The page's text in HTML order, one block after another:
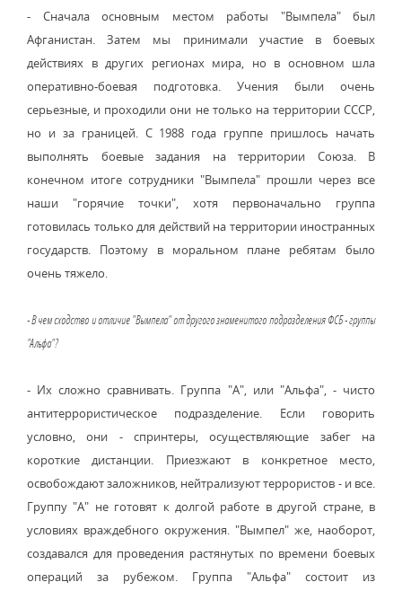
- Сначала основным местом работы "Вымпела" был
Афганистан. Затем мы принимали участие в боевых
действиях в других регионах мира, но в основном шла
оперативно-боевая подготовка. Учения были очень
серьезные, и проходили они не только на территории СССР,
но и за границей. С 1988 года группе пришлось начать
выполнять боевые задания на территории Союза. В
конечном итоге сотрудники "Вымпела" прошли через все
наши "горячие точки", хотя первоначально группа
готовилась только для действий на территории иностранных
государств. Поэтому в моральном плане ребятам было
очень тяжело.
- В чем сходство и отличие "Вымпела" от другого знаменитого подразделения ФСБ - группы
"Альфа"?
- Их сложно сравнивать. Группа "А", или "Альфа", - чисто
антитеррористическое подразделение. Если говорить
условно, они - спринтеры, осуществляющие забег на
короткие дистанции. Приезжают в конкретное место,
освобождают заложников, нейтрализуют террористов - и все.
Группу "А" не готовят к долгой работе в другой стране, в
условиях враждебного окружения. "Вымпел" же, наоборот,
создавался для проведения растянутых по времени боевых
операций за рубежом. Группа "Альфа" состоит из